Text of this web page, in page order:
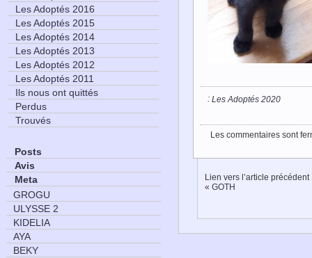
: Les Adoptés 2020
Les commentaires sont
Lien vers l’article précédent
« GOTH
Les Adoptés 2016
Les Adoptés 2015
Les Adoptés 2014
Les Adoptés 2013
Les Adoptés 2012
Les Adoptés 2011
Ils nous ont quittés
Perdus
Trouvés
Posts
Avis
Meta
GROGU
ULYSSE 2
KIDELIA
AYA
BEKY